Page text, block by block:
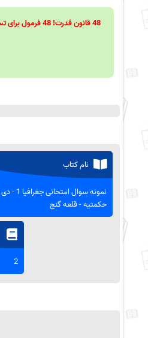
نام کتاب
حکمتیه - قلعه گنج
2